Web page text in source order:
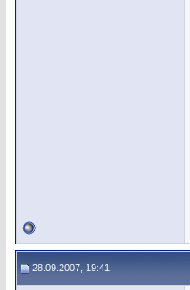
28.09.2007, 19:41